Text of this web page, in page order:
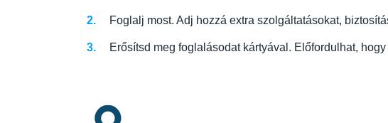
Foglalj most. Adj hozzá extra szolgáltatásokat,
Erősítsd meg foglalásodat kártyával. Előfordulhat,